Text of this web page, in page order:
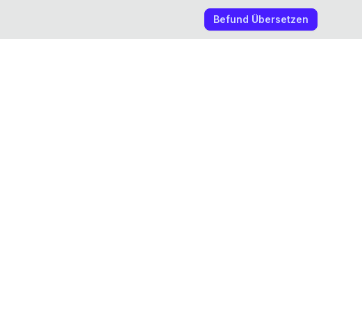
Befund Übersetzen